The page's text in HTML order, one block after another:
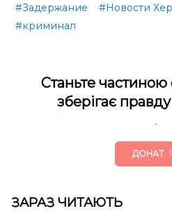
#Задержание
#Новости
#криминал
Cтаньте частиною
зберігає
ДОНАТ
ЗАРАЗ ЧИТАЮТЬ